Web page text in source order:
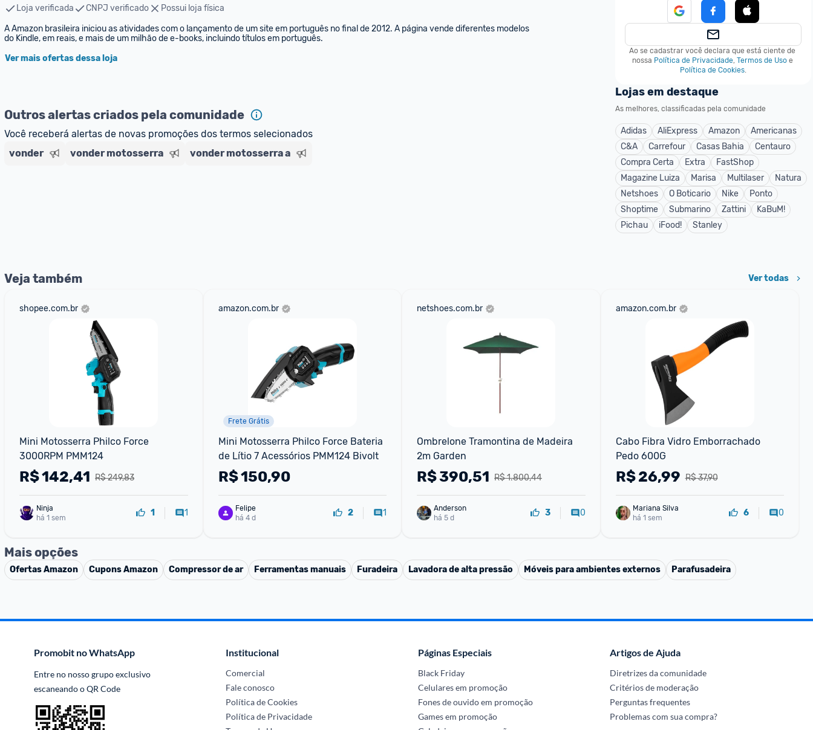
Loja verificada CNPJ verificado
Possui loja física
A Amazon brasileira iniciou as atividades com o lançamento de um site em português no final de 2012. A página vende diferentes modelos
do Kindle, em reais, e mais de um milhão de e-books, incluindo títulos em português.
Ver mais ofertas dessa loja
Outros alertas criados pela comunidade
Você receberá alertas de novas promoções dos termos selecionados
vonder
vonder motosserra vonder motosserra a
Ao se cadastrar você declara que está ciente de
nossa Política de Privacidade, Termos de Uso e
Política de Cookies.
Lojas em destaque
As melhores, classificadas pela comunidade
Adidas AliExpress Amazon
Americanas
C&A
Carrefour Casas Bahia
Centauro
Compra Certa
Extra
FastShop
Magazine Luiza
Marisa Multilaser
Natura
Netshoes
O Boticario Nike
Ponto
Shoptime
Submarino Zattini
KaBuM!
Pichau
iFood! Stanley
Veja também Ver todas
shopee.com.br
Mini Motosserra Philco Force
3000RPM PMM124
R$ 249,83
R$142,41
há 1 sem
1 1
amazon.com.br
Frete Grátis
Mini Motosserra Philco Force Bateria
de Lítio 7 Acessórios PMM124 Bivolt
R$150,90
Felipe
há 4 d
2 1
netshoes.com.br
Ombrelone Tramontina de Madeira
2m Garden
R$ 1.800,44
R$390,51
Anderson
há 5 d
3 0
amazon.com.br
Cabo Fibra Vidro Emborrachado
Pedo 600G
R$ 37,90
R$26,99
Mariana Silva
há 1 sem
6 0
Mais opções
OfertasAmazon CuponsAmazon Compressor de ar Ferramentas manuais Furadeira Lavadora de alta pressão Móveis para ambientes externos Parafusadeira
Promobit no WhatsApp
Entre no nosso grupo exclusivo
escaneando o QR Code
Institucional
Comercial
Fale conosco
Política de Cookies
Política de Privacidade
Páginas Especiais
Black Friday
Celulares em promoção
Fones de ouvido em promoção
Games em promoção
Artigos de Ajuda
Diretrizes da comunidade
Critérios de moderação
Perguntas frequentes
Problemas com sua compra?